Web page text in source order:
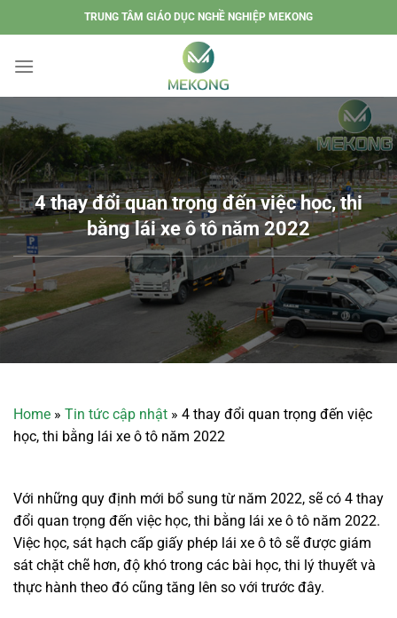
đến
dung
TRUNG TÂM GIÁO DỤC NGHỀ NGHIỆP MEKONG
4 thay đổi quan trọng đến việc học, thi
bằng lái xe ô tô năm 2022
Home » Tin tức cập nhật » 4 thay đổi quan trọng đến việc
học, thi bằng lái xe ô tô năm 2022
Với những quy định mới bổ sung từ năm 2022, sẽ có 4 thay
đổi quan trọng đến việc học, thi bằng lái xe ô tô năm 2022.
Việc học, sát hạch cấp giấy phép lái xe ô tô sẽ được giám
sát chặt chẽ hơn, độ khó trong các bài học, thi lý thuyết và
thực hành theo đó cũng tăng lên so với trước đây.